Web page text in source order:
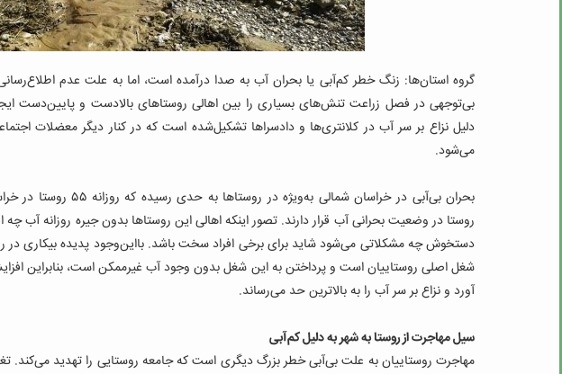
گروه استان‌ها: زنگ خطر کم‌آبی یا بحران آب به صدا درآمده است، اما به علت عدم
بی‌توجهی در فصل زراعت تنش‌های بسیاری را بین اهالی روستاهای بالادست و پایین‌دست
دلیل نزاع بر سر آب در کلانتری‌ها و دادسراها تشکیل‌شده است که در کنار دیگر معضلات
می‌شود.
روستا در وضعیت بحرانی آب قرار دارند. تصور اینکه اهالی این روستاها بدون جیره روزانه آب چه
دستخوش چه مشکلاتی می‌شود شاید برای برخی افراد سخت باشد. بااین‌وجود پدیده بیکاری
شغل اصلی روستاییان است و پرداختن به این شغل بدون وجود آب غیرممکن است، بنابراین
آورد و نزاع بر سر آب را به بالاترین حد می‌رساند.
سیل مهاجرت از روستا به شهر به دلیل کم‌آبی
مهاجرت روستاییان به علت بی‌آبی خطر بزرگ دیگری است که جامعه روستایی را تهدید می‌کند.